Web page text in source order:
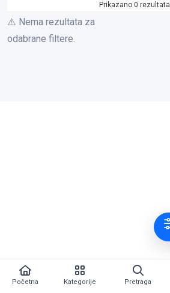
Prikazano 0 rezultata
⚠️ Nema rezultata za
odabrane filtere.
Početna Kategorije Pretraga